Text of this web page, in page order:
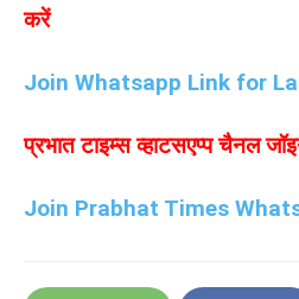
करें
Join Whatsapp Link for
प्रभात टाइम्स व्हाटसएप्प चैनल
Join Prabhat Times